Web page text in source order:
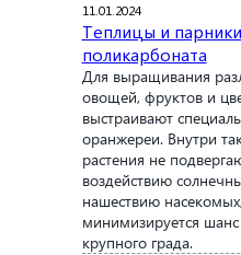
11.01.2024
Теплицы и
поликарбоната
Для выращивания
овощей, фруктов и
выстраивают
оранжереи. Внутри
растения не
воздействию
нашествию
минимизируется шанс
крупного града.